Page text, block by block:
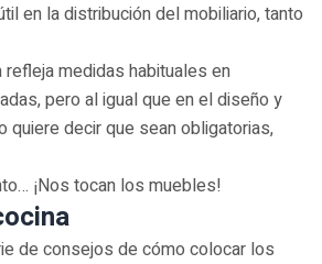
en la distribución del mobiliario, tanto
medidas habituales en
pero al igual que en el diseño y
quiere decir que sean obligatorias,
¡Nos tocan los muebles!
de consejos de cómo colocar los